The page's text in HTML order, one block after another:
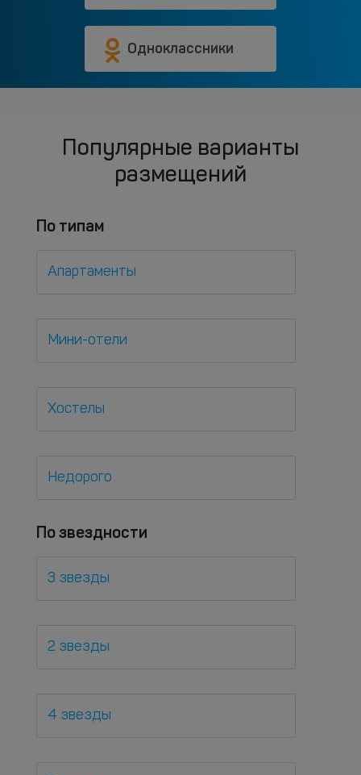
Одноклассники
Популярные варианты
размещений
По типам
Апартаменты
Мини-отели
Хостелы
Недорого
По звездности
3 звезды
2 звезды
4 звезды